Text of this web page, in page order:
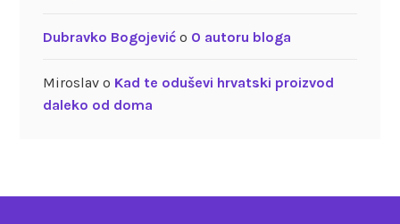
Dubravko Bogojevićo O autoru bloga
Miroslavo Kad te oduševi hrvatski proizvod
daleko od doma